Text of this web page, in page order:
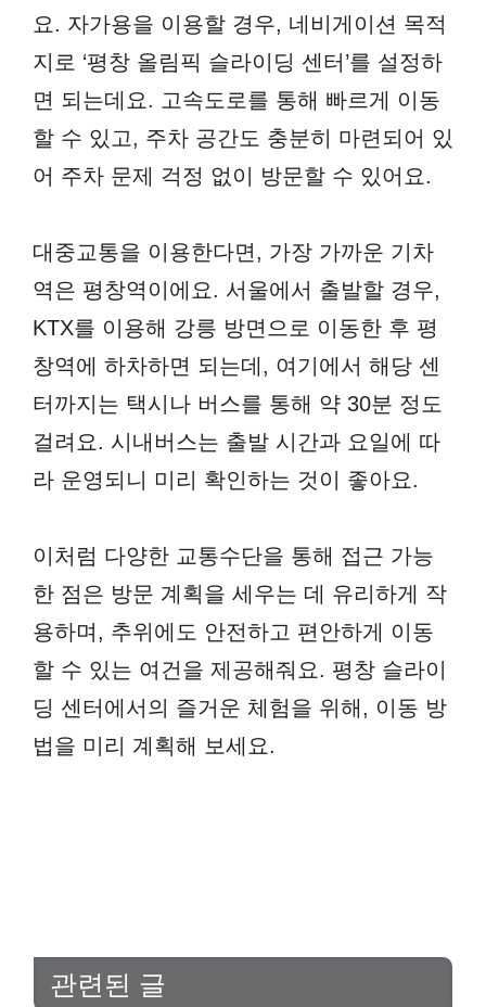
요. 자가용을 이용할 경우, 네비게이션 목적
지로 ‘평창 올림픽 슬라이딩 센터’를 설정하
면 되는데요. 고속도로를 통해 빠르게 이동
할 수 있고, 주차 공간도 충분히 마련되어 있
어 주차 문제 걱정 없이 방문할 수 있어요.
대중교통을 이용한다면, 가장 가까운 기차
역은 평창역이에요. 서울에서 출발할 경우,
KTX를 이용해 강릉 방면으로 이동한 후 평
창역에 하차하면 되는데, 여기에서 해당 센
터까지는 택시나 버스를 통해 약 30분 정도
걸려요. 시내버스는 출발 시간과 요일에 따
라 운영되니 미리 확인하는 것이 좋아요.
이처럼 다양한 교통수단을 통해 접근 가능
한 점은 방문 계획을 세우는 데 유리하게 작
용하며, 추위에도 안전하고 편안하게 이동
할 수 있는 여건을 제공해줘요. 평창 슬라이
딩 센터에서의 즐거운 체험을 위해, 이동 방
법을 미리 계획해 보세요.
관련된 글